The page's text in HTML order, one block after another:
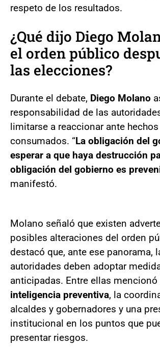
respeto de los resultados.
¿Qué dijo Diego
el orden público
las elecciones?
Durante el debate, Diego Molano
responsabilidad de las
limitarse a reaccionar ante hechos
consumados. “La obligación del
esperar a que haya destrucción
obligación del gobierno es
manifestó.
Molano señaló que existen
posibles alteraciones del orden
destacó que, ante ese panorama,
autoridades deben adoptar
anticipadas. Entre ellas mencionó
inteligencia preventiva, la
alcaldes y gobernadores y una
institucional en los puntos que
presentar riesgos.